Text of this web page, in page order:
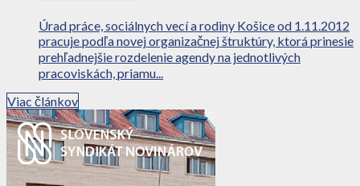
Úrad práce, sociálnych vecí a rodiny Košice od 1.11.2012
pracuje podľa novej organizačnej štruktúry, ktorá prinesie
prehľadnejšie rozdelenie agendy na jednotlivých
pracoviskách, priamu...
Viac článkov